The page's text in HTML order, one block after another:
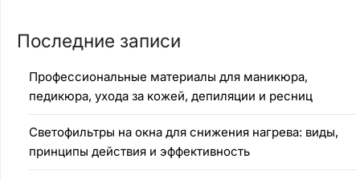
Последние записи
Профессиональные материалы для маникюра,
педикюра, ухода за кожей, депиляции и ресниц
Светофильтры на окна для снижения нагрева: виды,
принципы действия и эффективность